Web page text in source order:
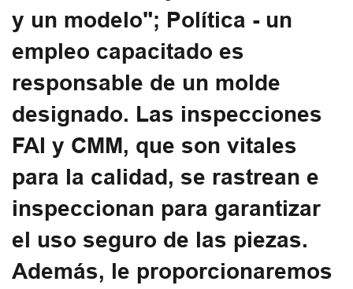
y un modelo"; Política - un
empleo capacitado es
responsable de un molde
designado. Las inspecciones
FAI y CMM, que son vitales
para la calidad, se rastrean e
inspeccionan para garantizar
el uso seguro de las piezas.
Además, le proporcionaremos